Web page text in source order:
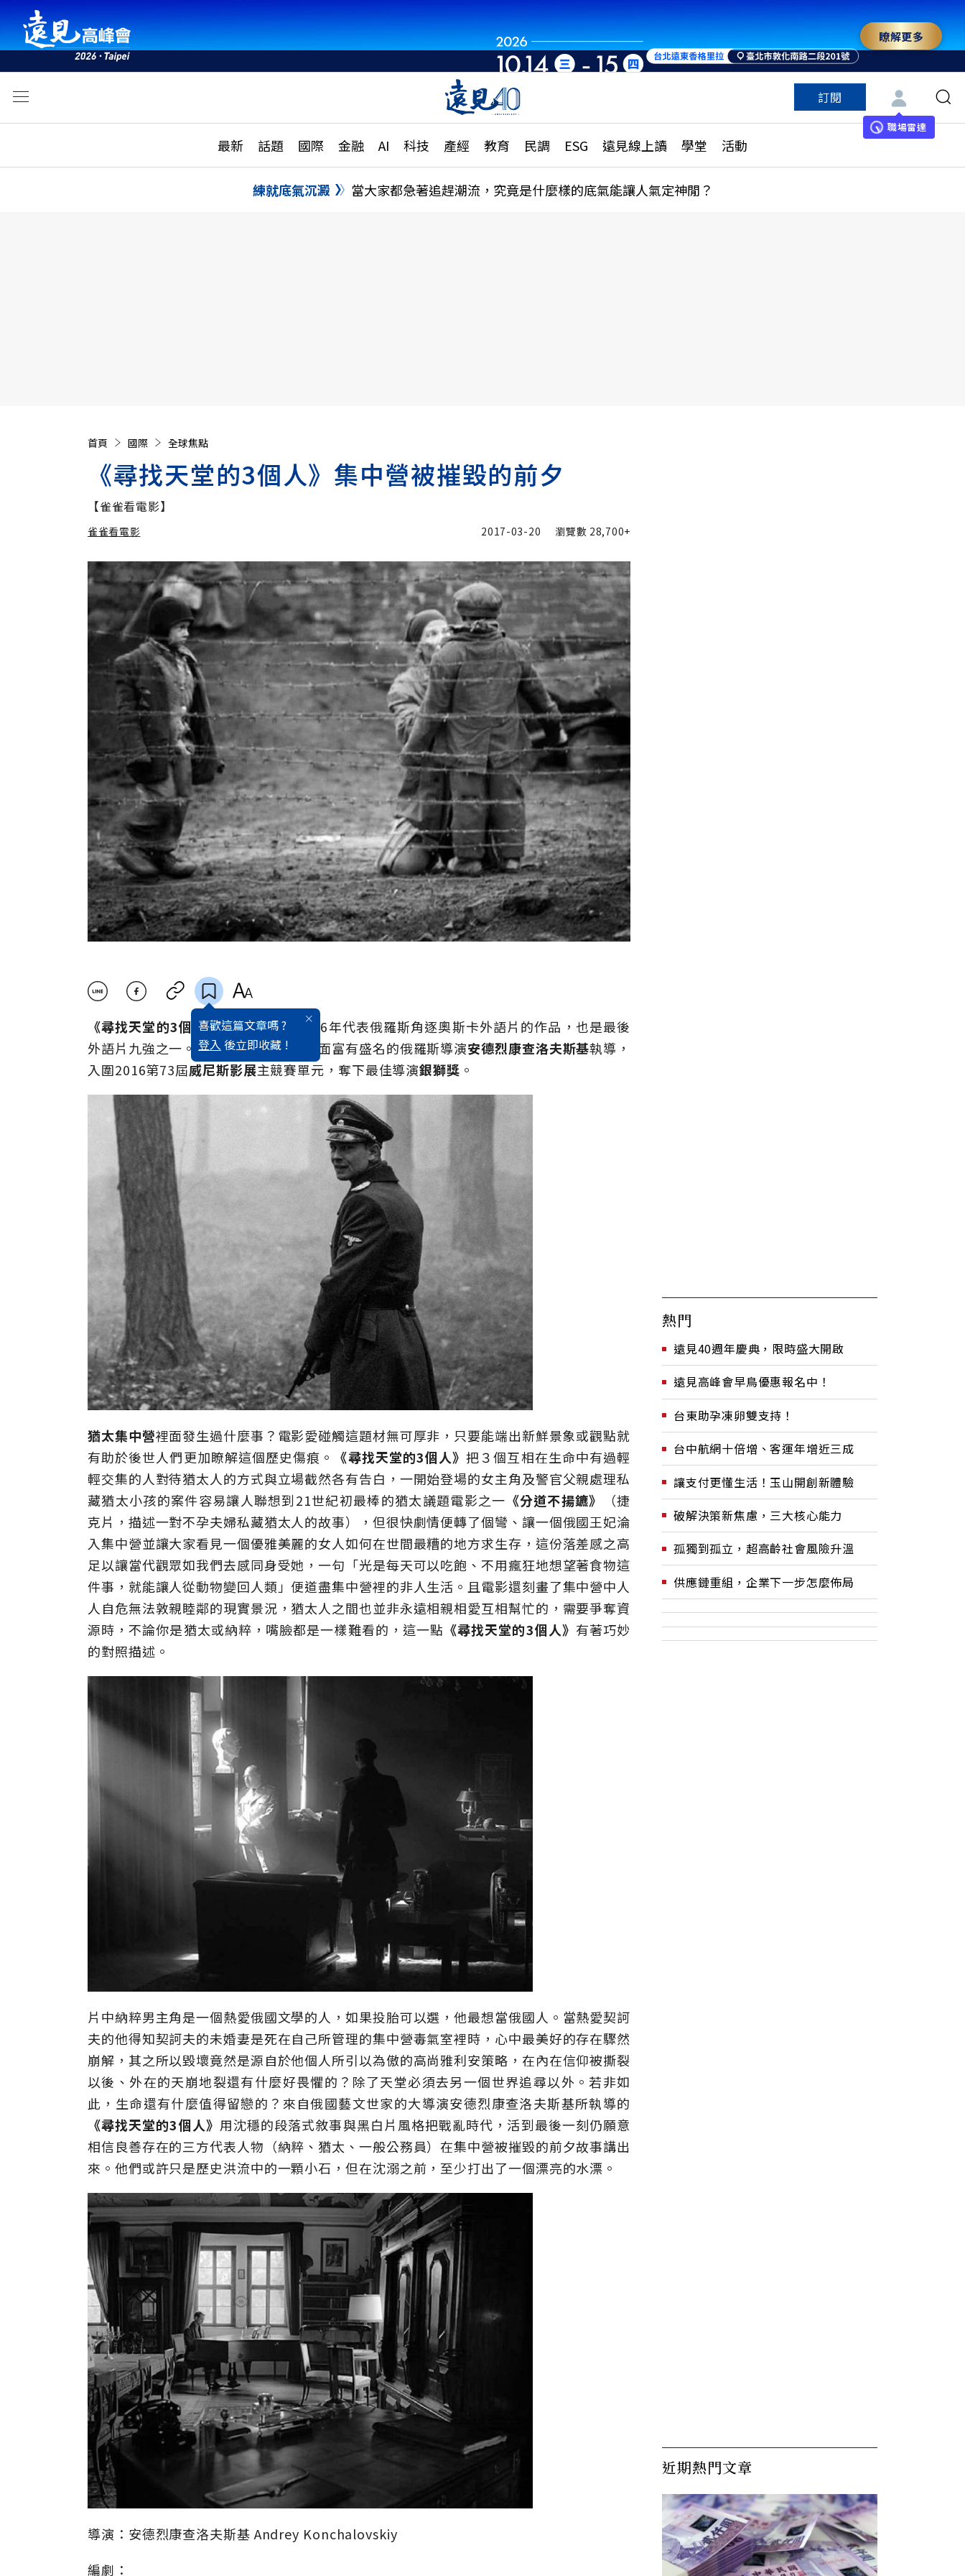
瞭解更多
訂閱
職場雷達
最新 話題 國際 金融 AI 科技 產經 教育 民調 ESG 遠見線上讀 學堂 活動
活動
話題
國際
特輯
大學升學、職涯攻略
縣市施政調查全解析
民調
更多訂閱方案
特色頻道
練就底氣沉澱 當大家都急著追趕潮流，究竟是什麼樣的底氣能讓人氣定神閒？
首頁 國際 全球焦點
《尋找天堂的3個人》集中營被摧毀的前夕
【雀雀看電影】
雀雀看電影
雀雀看電影 加入追蹤
2017-03-20 瀏覽數 28,700+
喜歡這篇文章嗎 ?
登入 後立即收藏 !
《尋找天堂的3個人》Paradise是2016年代表俄羅斯角逐奧斯卡外語片的作品，也是最後
外語片九強之一。由在舞台劇與電影方面富有盛名的俄羅斯導演安德烈康查洛夫斯基執導，
入圍2016第73屆威尼斯影展主競賽單元，奪下最佳導演銀獅獎 。
猶太集中營裡面發生過什麼事？電影愛碰觸這題材無可厚非，只要能端出新鮮景象或觀點就
有助於後世人們更加瞭解這個歷史傷痕。
《尋找天堂的3個人》把３個互相在生命中有過輕
輕交集的人對待猶太人的方式與立場截然各有告白，一開始登場的女主角及警官父親處理私
藏猶太小孩的案件容易讓人聯想到21世紀初最棒的猶太議題電影之一 《分道不揚鑣》
（捷
克片，描述一對不孕夫婦私藏猶太人的故事），但很快劇情便轉了個彎、讓一個俄國王妃淪
入集中營並讓大家看見一個優雅美麗的女人如何在世間最糟的地方求生存，這份落差感之高
足以讓當代觀眾如我們去感同身受她，一句「光是每天可以吃飽、不用瘋狂地想望著食物這
件事，就能讓人從動物變回人類」便道盡集中營裡的非人生活。且電影還刻畫了集中營中人
人自危無法敦親睦鄰的現實景況，猶太人之間也並非永遠相親相愛互相幫忙的，需要爭奪資
源時，不論你是猶太或納粹，嘴臉都是一樣難看的，這一點 《尋找天堂的3個人》 有著巧妙
的對照描述。
片中納粹男主角是一個熱愛俄國文學的人，如果投胎可以選，他最想當俄國人。當熱愛契訶
夫的他得知契訶夫的未婚妻是死在自己所管理的集中營毒氣室裡時，心中最美好的存在驟然
崩解，其之所以毀壞竟然是源自於他個人所引以為傲的高尚雅利安策略，在內在信仰被撕裂
以後、外在的天崩地裂還有什麼好畏懼的？除了天堂必須去另一個世界追尋以外。若非如
此，生命還有什麼值得留戀的？來自俄國藝文世家的大導演安德烈康查洛夫斯基所執導的
《尋找天堂的3個人》 用沈穩的段落式敘事與黑白片風格把戰亂時代，活到最後一刻仍願意
相信良善存在的三方代表人物（納粹、猶太、一般公務員）在集中營被摧毀的前夕故事講出
來。他們或許只是歷史洪流中的一顆小石，但在沈溺之前，至少打出了一個漂亮的水漂。
導演：安德烈康查洛夫斯基 Andrey Konchalovskiy
編劇：
熱門
遠見40週年慶典，限時盛大開啟
遠見高峰會早鳥優惠報名中！
台東助孕凍卵雙支持！
台中航網十倍增、客運年增近三成
讓支付更懂生活！玉山開創新體驗
破解決策新焦慮，三大核心能力
孤獨到孤立，超高齡社會風險升溫
供應鏈重組，企業下一步怎麼佈局
近期熱門文章